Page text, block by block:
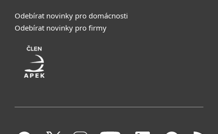
Odebírat novinky pro domácnosti
Odebírat novinky pro firmy